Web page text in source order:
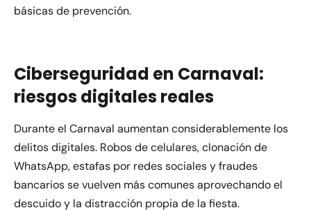
básicas de prevención.
Ciberseguridad en Carnaval:
riesgos digitales reales
Durante el Carnaval aumentan considerablemente los
delitos digitales. Robos de celulares, clonación de
WhatsApp, estafas por redes sociales y fraudes
bancarios se vuelven más comunes aprovechando el
descuido y la distracción propia de la fiesta.